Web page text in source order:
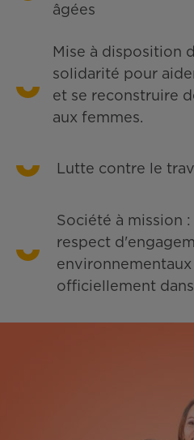
âgées
Mise à disposition
solidarité pour
et se reconstruire
aux femmes.
Lutte contre le
Société à mission
respect
officiellement